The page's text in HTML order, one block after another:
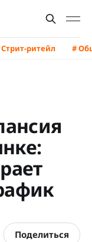
ритейл #
Поделиться